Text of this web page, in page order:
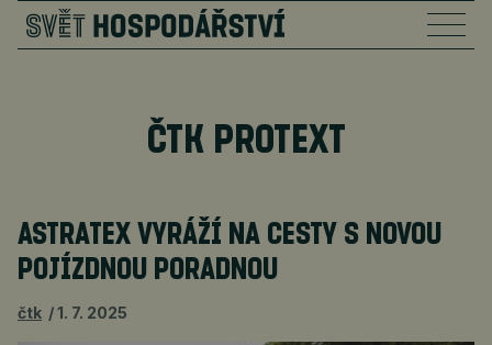
ČTK PROTEXT
ASTRATEX VYRÁŽÍ NA CESTY S NOVOU
POJÍZDNOU PORADNOU
čtk 1. 7. 2025